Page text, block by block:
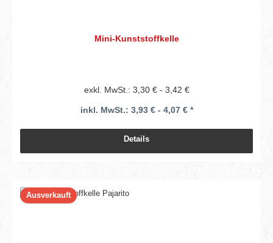
Mini-Kunststoffkelle
exkl. MwSt.: 3,30 € - 3,42 €
inkl. MwSt.: 3,93 € - 4,07 € *
Details
Ausverkauft